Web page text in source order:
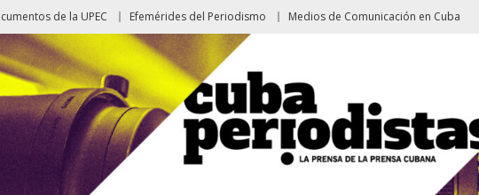
de la UPEC Efemérides del Periodismo Medios de Comunicación en Cuba